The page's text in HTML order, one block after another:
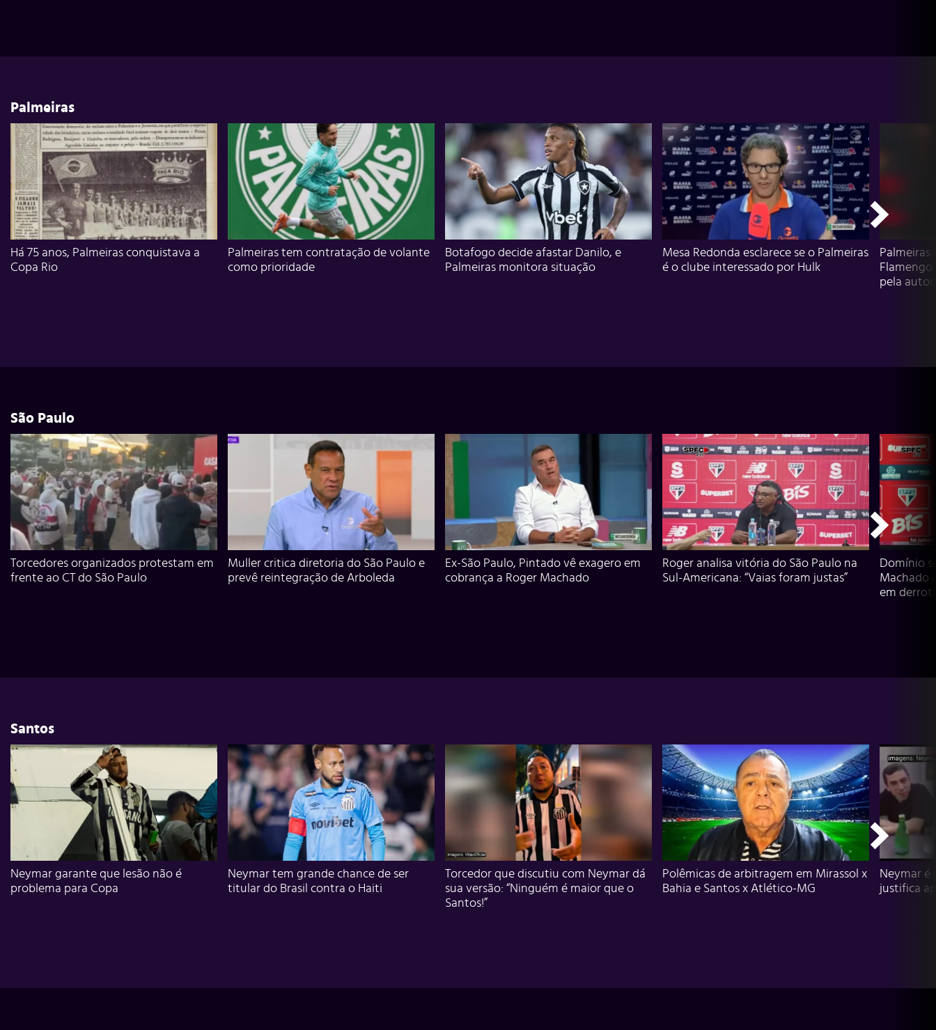
Palmeiras
Há 75 anos, Palmeiras conquistava a
Copa Rio
Palmeiras tem contratação de volante
como prioridade
Botafogo decide afastar Danilo, e
Palmeiras monitora situação
Mesa Redonda esclarece se o Palmeiras
é o clube interessado por Hulk
Flamengo
pela
São Paulo
Torcedores organizados protestam em
frente ao CT do São Paulo
Muller critica diretoria do São Paulo e
prevê reintegração de Arboleda
Ex-São Paulo, Pintado vê exagero em
cobrança a Roger Machado
Roger analisa vitória do São Paulo na
Sul-Americana: “Vaias foram justas”
Domínio
Machado
em
Santos
Neymar garante que lesão não é
problema para Copa
Neymar tem grande chance de ser
titular do Brasil contra o Haiti
Torcedor que discutiu com Neymar dá
sua versão: “Ninguém é maior que o
Santos!”
Polêmicas de arbitragem em Mirassol x
Bahia e Santos x Atlético-MG
Neymar é
justifica